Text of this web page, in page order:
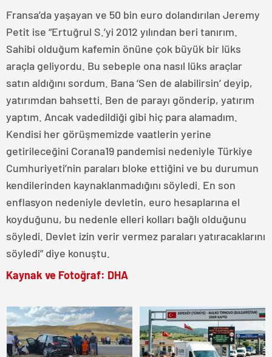
Fransa’da yaşayan ve 50 bin euro dolandırılan Jeremy
Petit ise “Ertuğrul S.’yi 2012 yılından beri tanırım.
Sahibi olduğum kafemin önüne çok büyük bir lüks
araçla geliyordu. Bu sebeple ona nasıl lüks araçlar
satın aldığını sordum. Bana ‘Sen de alabilirsin’ deyip,
yatırımdan bahsetti. Ben de parayı gönderip, yatırım
yaptım. Ancak vadedildiği gibi hiç para alamadım.
Kendisi her görüşmemizde vaatlerin yerine
getirileceğini Corana19 pandemisi nedeniyle Türkiye
Cumhuriyeti’nin paraları bloke ettiğini ve bu durumun
kendilerinden kaynaklanmadığını söyledi. En son
enflasyon nedeniyle devletin, euro hesaplarına el
koyduğunu, bu nedenle elleri kolları bağlı olduğunu
söyledi. Devlet izin verir vermez paraları yatıracaklarını
söyledi” diye konuştu.
Kaynak ve Fotoğraf: DHA